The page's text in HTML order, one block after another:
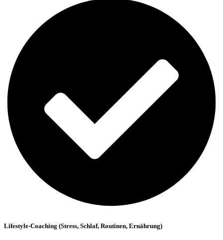
Lifestyle-Coaching (Stress, Schlaf, Routinen, Ernährung)